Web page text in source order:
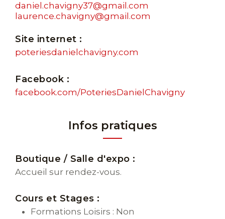
daniel.chavigny37@gmail.com
laurence.chavigny@gmail.com
Site internet :
poteriesdanielchavigny.com
Facebook :
facebook.com/PoteriesDanielChavigny
Infos pratiques
Boutique / Salle d'expo :
Accueil sur rendez-vous.
Cours et Stages :
Formations Loisirs : Non